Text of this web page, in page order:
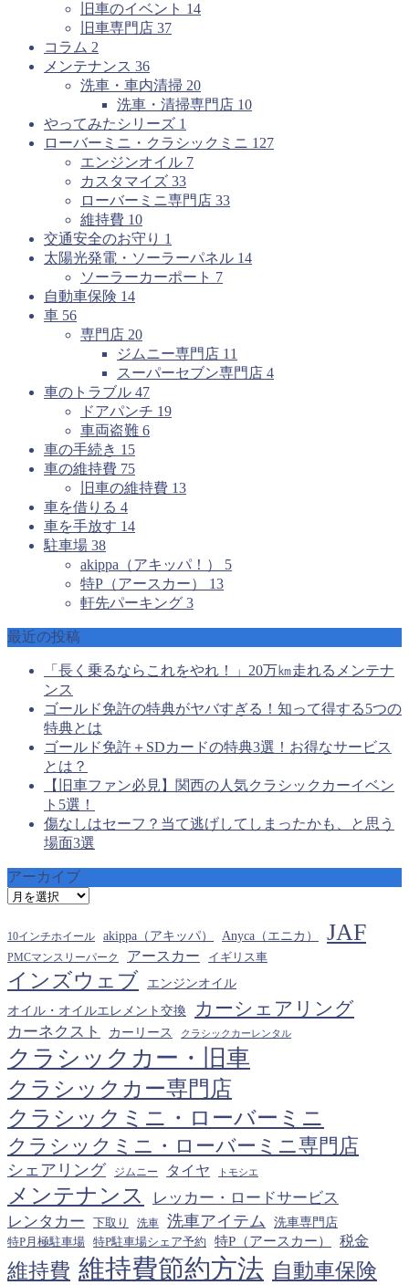
旧車のイベント 14
旧車専門店 37
コラム 2
メンテナンス 36
洗車・車内清掃 20
洗車・清掃専門店 10
やってみたシリーズ 1
ローバーミニ・クラシックミニ 127
エンジンオイル 7
カスタマイズ 33
ローバーミニ専門店 33
維持費 10
交通安全のお守り 1
太陽光発電・ソーラーパネル 14
ソーラーカーポート 7
自動車保険 14
車 56
専門店 20
ジムニー専門店 11
スーパーセブン専門店 4
車のトラブル 47
ドアパンチ 19
車両盗難 6
車の手続き 15
車の維持費 75
旧車の維持費 13
車を借りる 4
車を手放す 14
駐車場 38
akippa（アキッパ！） 5
特P（アースカー） 13
軒先パーキング 3
最近の投稿
「長く乗るならこれをやれ！」20万㎞走れるメンテナ
ンス
ゴールド免許の特典がヤバすぎる！知って得する5つの
特典とは
ゴールド免許＋SDカードの特典3選！お得なサービス
とは？
【旧車ファン必見】関西の人気クラシックカーイベン
ト5選！
傷なしはセーフ？当て逃げしてしまったかも、と思う
場面3選
アーカイブ
ア
カ
イ
ブ
10インチホイール akippa（アキッパ） Anyca（エニカ） JAF
PMCマンスリーパーク アースカー イギリス車
インズウェブ エンジンオイル
オイル・オイルエレメント交換 カーシェアリング
カーネクスト カーリース クラシックカーレンタル
クラシックカー・旧車
クラシックカー専門店
クラシックミニ・ローバーミニ
クラシックミニ・ローバーミニ専門店
シェアリング ジムニー タイヤ トモシエ
メンテナンス
レッカー・ロードサービス
レンタカー
下取り 洗車 洗車アイテム
洗車専門店
特P月極駐車場
特P駐車場シェア予約 特P（アースカー） 税金
維持費 維持費節約方法 自動車保険